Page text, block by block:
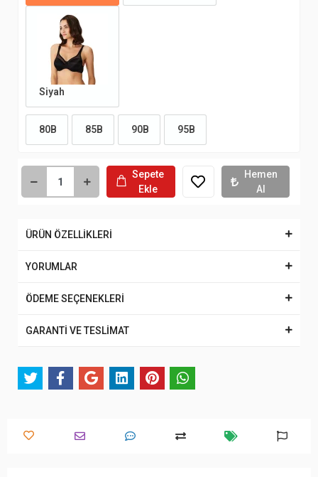
Siyah
80B 85B 90B 95B
Sepete
Ekle
Hemen
Al
ÜRÜN ÖZELLİKLERİ
YORUMLAR
ÖDEME SEÇENEKLERİ
GARANTİ VE TESLİMAT